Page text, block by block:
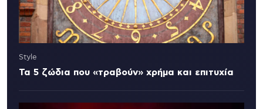
Style
Τα 5 ζώδια που «τραβούν» χρήμα και επιτυχία